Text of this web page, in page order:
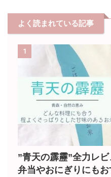
よく読まれている記事
1
”青天の霹靂”全力レ
弁当やおにぎりにも